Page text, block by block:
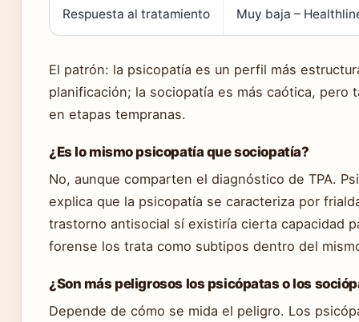
Respuesta al tratamiento Muy baja –
El patrón: la psicopatía es un perfil más
planificación; la sociopatía es más caótica,
en etapas tempranas.
¿Es lo mismo psicopatía que sociopatía?
No, aunque comparten el diagnóstico de TPA.
explica que la psicopatía se caracteriza por
trastorno antisocial sí existiría cierta capacidad
forense los trata como subtipos dentro del
¿Son más peligrosos los psicópatas o los
Depende de cómo se mida el peligro. Los